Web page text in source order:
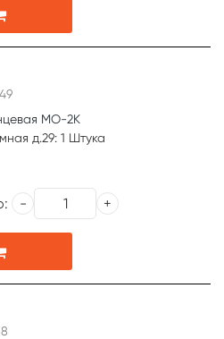
МО-2К
д.29: 1 Штука